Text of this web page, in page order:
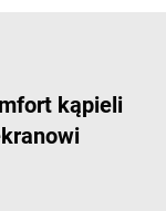
kąpieli